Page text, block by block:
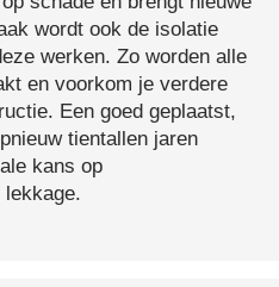
wordt ook de isolatie
werken. Zo worden alle
en voorkom je verdere
Een goed geplaatst,
tientallen jaren
kans op
lekkage.